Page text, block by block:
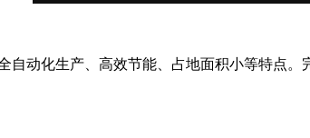
动化生产、高效节能、占地面积小等特点